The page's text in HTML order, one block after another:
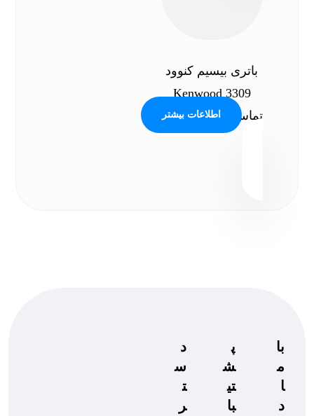
باتری بیسیم کنوود
Kenwood 3309
تماس بگیریداطلاعات بیشتر
د
س
ت
ر
پ
ش
تی
با
با
م
ا
د